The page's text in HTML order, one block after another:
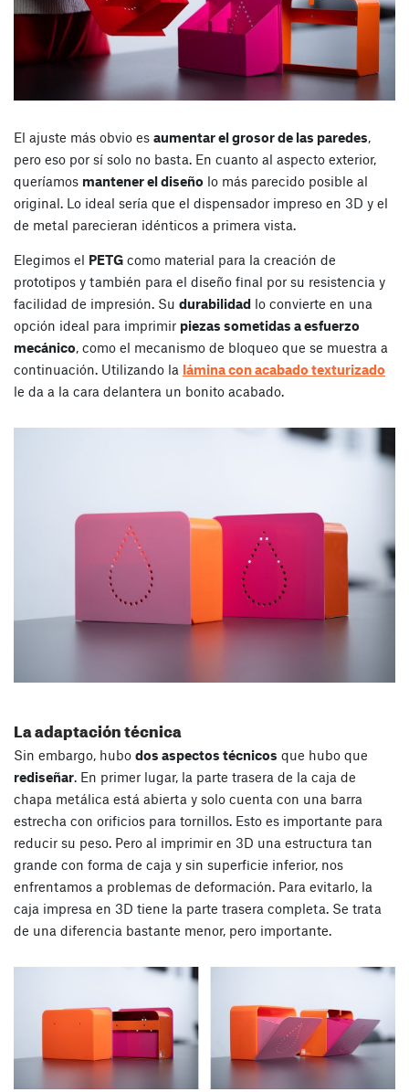
El ajuste más obvio es aumentar el grosor de las paredes,
pero eso por sí solo no basta. En cuanto al aspecto exterior,
queríamos mantener el diseño lo más parecido posible al
original. Lo ideal sería que el dispensador impreso en 3D y el
de metal parecieran idénticos a primera vista.
Elegimos el PETG como material para la creación de
prototipos y también para el diseño final por su resistencia y
facilidad de impresión. Su durabilidad lo convierte en una
opción ideal para imprimir piezas sometidas a esfuerzo
mecánico, como el mecanismo de bloqueo que se muestra a
continuación. Utilizando la lámina con acabado texturizado
le da a la cara delantera un bonito acabado.
La adaptación técnica
Sin embargo, hubo dos aspectos técnicos que hubo que
rediseñar. En primer lugar, la parte trasera de la caja de
chapa metálica está abierta y solo cuenta con una barra
estrecha con orificios para tornillos. Esto es importante para
reducir su peso. Pero al imprimir en 3D una estructura tan
grande con forma de caja y sin superficie inferior, nos
enfrentamos a problemas de deformación. Para evitarlo, la
caja impresa en 3D tiene la parte trasera completa. Se trata
de una diferencia bastante menor, pero importante.